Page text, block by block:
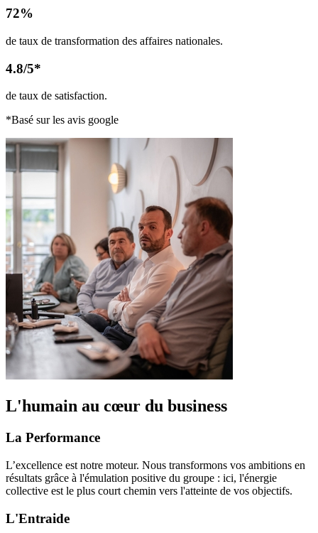
72%
de taux de transformation des affaires nationales.
4.8/5*
de taux de satisfaction.
*Basé sur les avis google
L'humain au cœur du business
La Performance
L’excellence est notre moteur. Nous transformons vos ambitions en
résultats grâce à l'émulation positive du groupe : ici, l'énergie
collective est le plus court chemin vers l'atteinte de vos objectifs.
L'Entraide